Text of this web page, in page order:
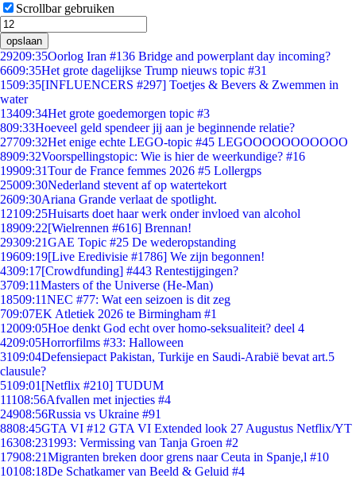
Scrollbar gebruiken
opslaan
29209:35Oorlog Iran #136 Bridge and powerplant day incoming?
6609:35Het grote dagelijkse Trump nieuws topic #31
1509:35[INFLUENCERS #297] Toetjes & Bevers & Zwemmen in
water
13409:34Het grote goedemorgen topic #3
809:33Hoeveel geld spendeer jij aan je beginnende relatie?
27709:32Het enige echte LEGO-topic #45 LEGOOOOOOOOOOO
8909:32Voorspellingstopic: Wie is hier de weerkundige? #16
19909:31Tour de France femmes 2026 #5 Lollergps
25009:30Nederland stevent af op watertekort
2609:30Ariana Grande verlaat de spotlight.
12109:25Huisarts doet haar werk onder invloed van alcohol
18909:22[Wielrennen #616] Brennan!
29309:21GAE Topic #25 De wederopstanding
19609:19[Live Eredivisie #1786] We zijn begonnen!
4309:17[Crowdfunding] #443 Rentestijgingen?
3709:11Masters of the Universe (He-Man)
18509:11NEC #77: Wat een seizoen is dit zeg
709:07EK Atletiek 2026 te Birmingham #1
12009:05Hoe denkt God echt over homo-seksualiteit? deel 4
4209:05Horrorfilms #33: Halloween
3109:04Defensiepact Pakistan, Turkije en Saudi-Arabië bevat art.5
clausule?
5109:01 [Netflix #210] TUDUM
11108:56Afvallen met injecties #4
24908:56Russia vs Ukraine #91
8808:45GTA VI #12 GTA VI Extended look 27 Augustus Netflix/YT
16308:231993: Vermissing van Tanja Groen #2
17908:21Migranten breken door grens naar Ceuta in Spanje,l #10
10108:18De Schatkamer van Beeld & Geluid #4